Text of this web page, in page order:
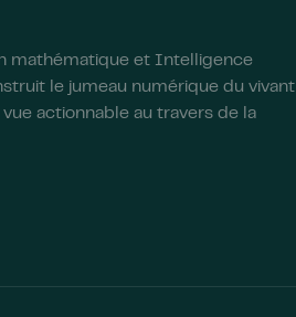
mathématique et Intelligence
le jumeau numérique du vivant
actionnable au travers de la